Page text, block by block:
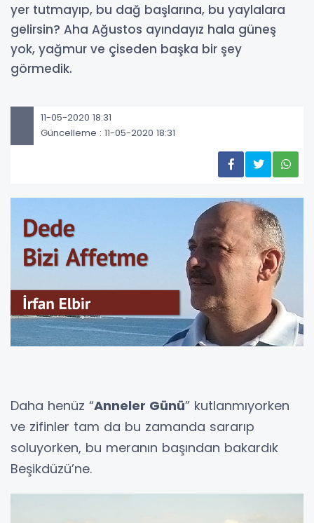
yer tutmayıp, bu dağ başlarına, bu yaylalara
gelirsin? Aha Ağustos ayındayız hala güneş
yok, yağmur ve çiseden başka bir şey
görmedik.
11-05-2020 18:31
Güncelleme : 11-05-2020 18:31
Daha henüz “Anneler Günü” kutlanmıyorken
ve zifinler tam da bu zamanda sararıp
soluyorken, bu meranın başından bakardık
Beşikdüzü’ne.